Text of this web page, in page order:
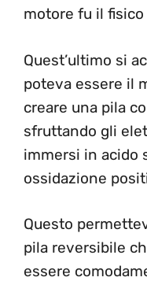
motore fu il fisico
Quest’ultimo si
poteva essere il
creare una pila
sfruttando gli
immersi in acido
ossidazione
Questo
pila reversibile
essere